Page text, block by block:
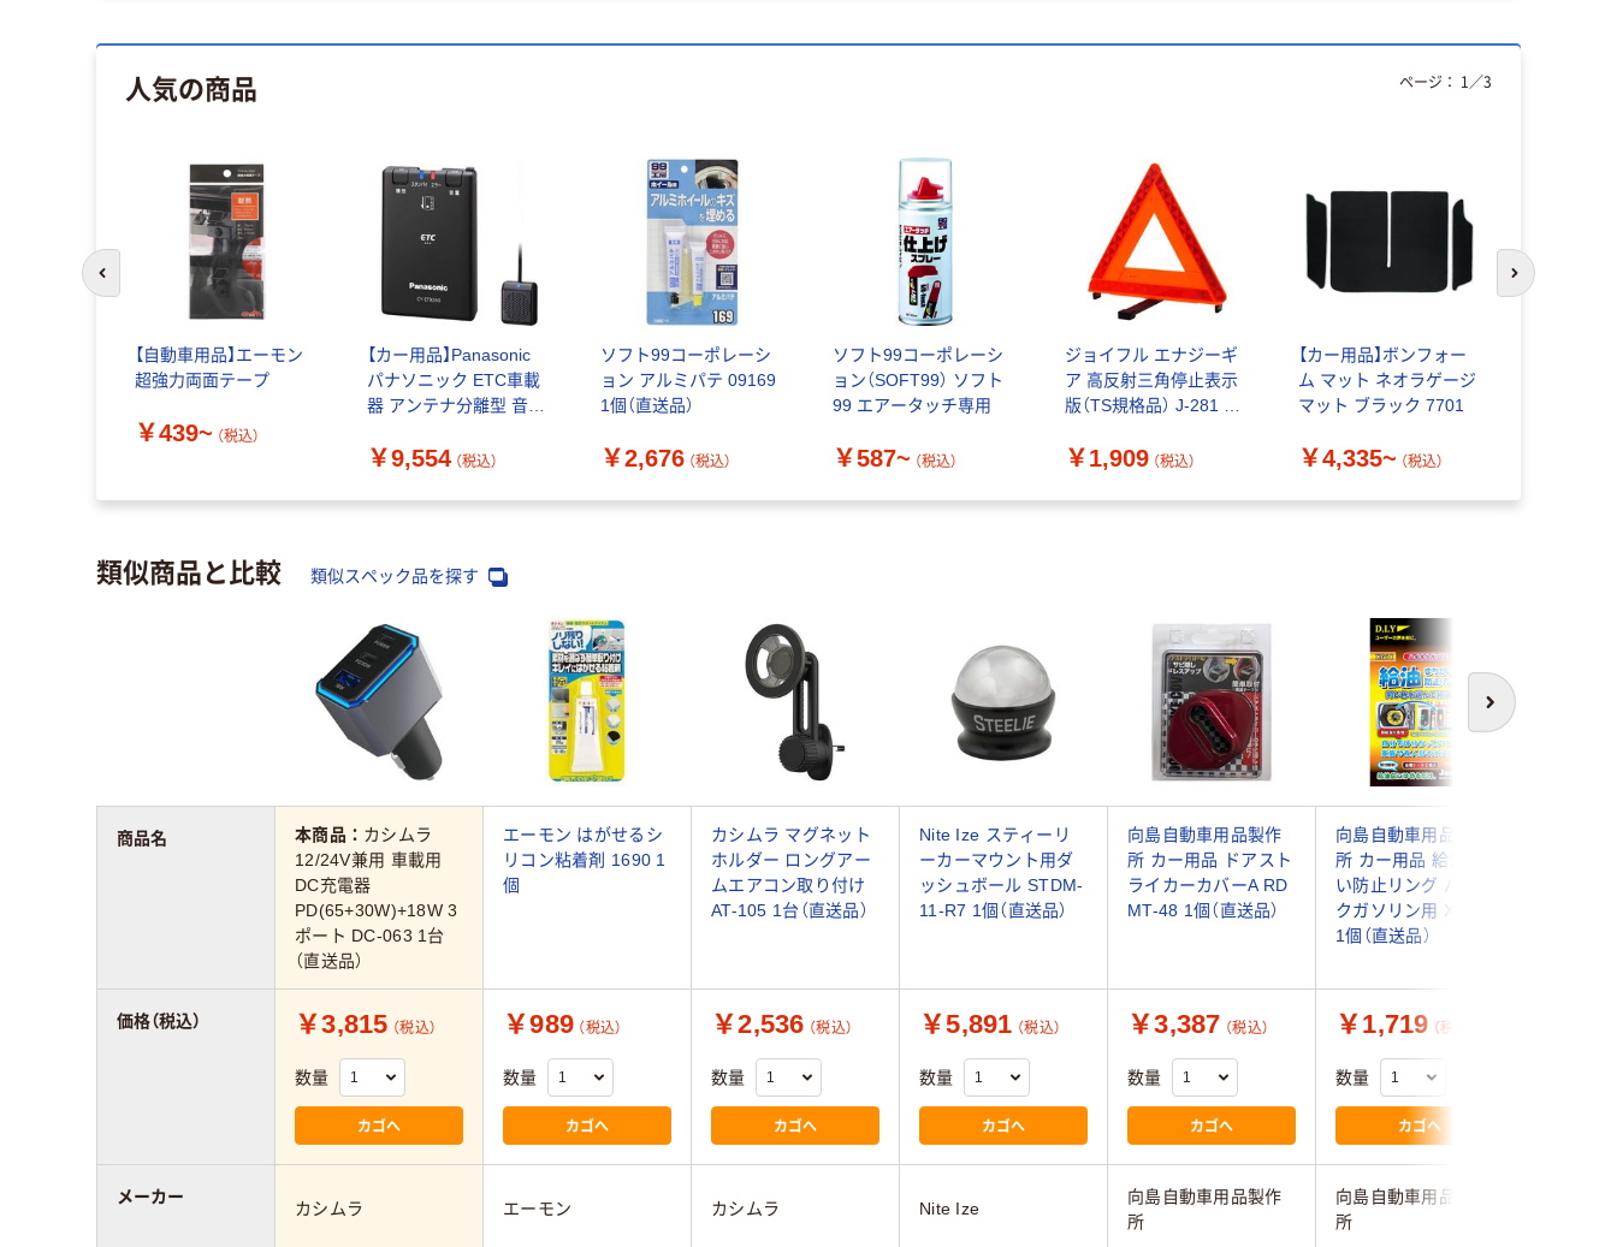
人気の商品
【自動車用品】エーモン
超強力両面テープ
￥439~ （税込）
【カー用品】Panasonic
パナソニック ETC車載
器 アンテナ分離型 音声
ET926D 1台（直送品）
￥9,554 （税込）
ソフト99コーポレーシ
ョン アルミパテ 09169
1個（直送品）
￥2,676 （税込）
ソフト99コーポレーシ
ョン（SOFT99） ソフト
99 エアータッチ専用
￥587~ （税込）
ジョイフル エナジーギ
ア 高反射三角停止表示
版（TS規格品） J-281 1
￥1,909 （税込）
【カー用品】ボンフォー
ム マット ネオラゲージ
マット ブラック 7701
￥4,335~ （税込）
ページ： 1 ／3
前のスライドへ 次のスライド
類似商品と比較 類似スペック品を探す
次へ
本商品： カシムラ
12/24V兼用 車載用
DC充電器
PD(65+30W)+18W 3
ポート DC-063 1台
（直送品）
エーモン はがせるシ
リコン粘着剤 1690 1
個
カシムラ マグネット
ホルダー ロングアー
ムエアコン取り付け
AT-105 1台（直送品）
Nite Ize スティーリ
ーカーマウント用ダ
ッシュボール STDM-
11-R7 1個（直送品）
向島自動車用品製作
所 カー用品 ドアスト
ライカーカバーA RD
MT-48 1個（直送品）
向島自動車用品製作
所 カー用品 給油間違
い防止リング ハイオ
クガソリン用 XG-11
1個（直送品）
￥3,815 （税込）
数量
カゴへ
￥989 （税込）
数量
カゴへ
￥2,536 （税込）
数量
カゴへ
￥5,891 （税込）
数量
カゴへ
￥3,387 （税込）
数量
カゴへ
￥1,719 （税込）
数量
カゴへ
カシムラ エーモン カシムラ Nite Ize
向島自動車用品製作
所
向島自動車用品製作
所
商品名
価格（税込）
メーカー